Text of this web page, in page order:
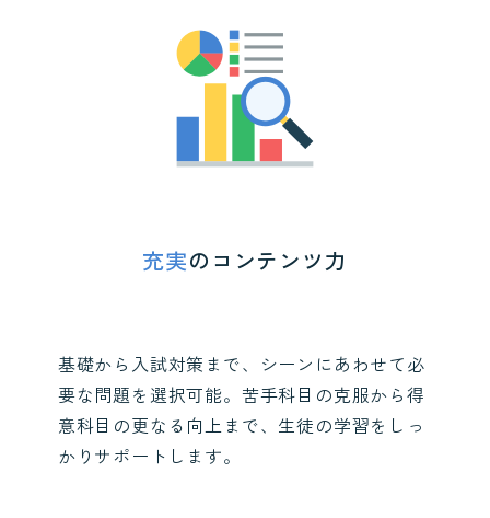
充実のコンテンツ力
基礎から入試対策まで、シーンにあわせて必
要な問題を選択可能。苦手科目の克服から得
意科目の更なる向上まで、生徒の学習をしっ
かりサポートします。